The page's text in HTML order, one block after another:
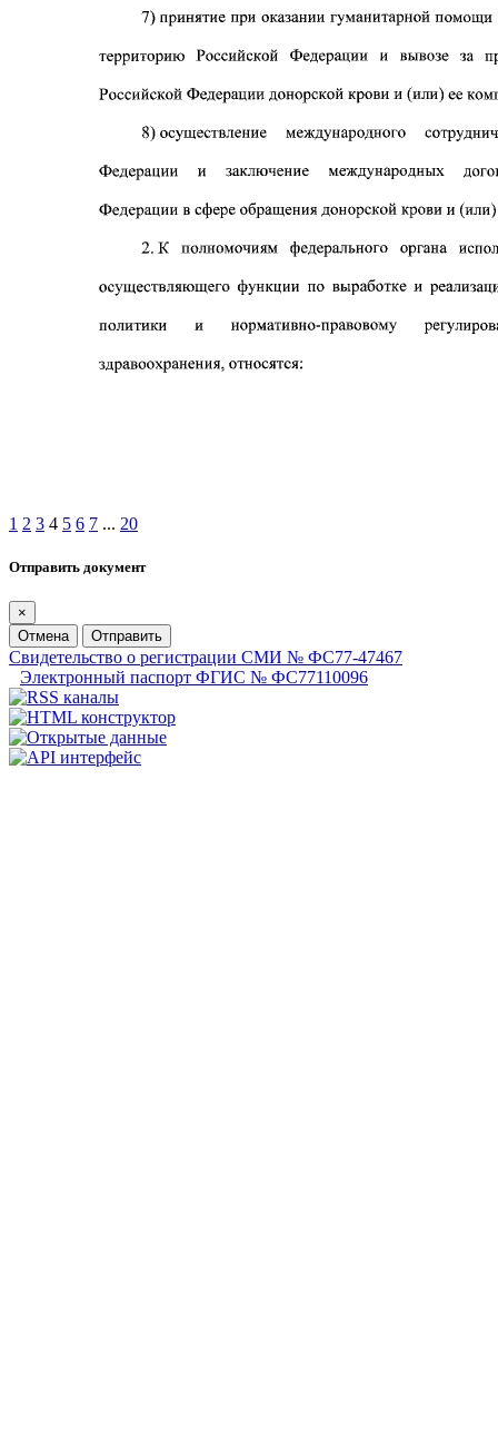
1 2 3 4 5 6 7 ... 20
Отправить документ
×
Отмена
Отправить
Свидетельство о регистрации СМИ № ФС77-47467
Электронный паспорт ФГИС № ФС77110096